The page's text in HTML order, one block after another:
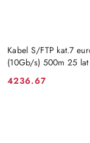
Kabel S/FTP kat.7
(10Gb/s) 500m 25
Cena:
4236.67